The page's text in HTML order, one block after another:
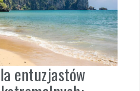
entuzjastów